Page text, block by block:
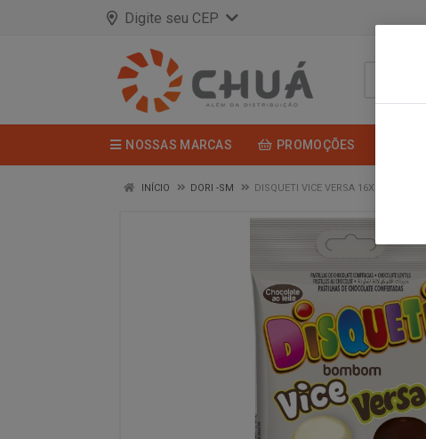
Digite seu CEP
NOSSAS MARCAS PROMOÇÕES
INÍCIO DORI -SM DISQUETI VICE VERSA 16X60G DORI